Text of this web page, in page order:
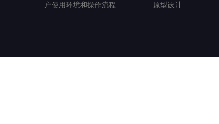
户使用环境和操作流程
原型设计